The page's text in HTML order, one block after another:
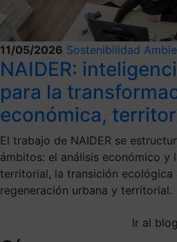
11/05/2026 Sostenibilidad
NAIDER:
para la
económica,
El trabajo de NAIDER se
ámbitos: el análisis económico y
territorial, la transición ecológica
regeneración urbana y territorial.
Ir al blog